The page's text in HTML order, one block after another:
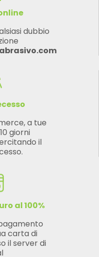
dubbio
a tue
giorni
il
al 100%
carta di
il server di